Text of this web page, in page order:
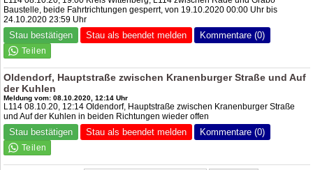
Baustelle, beide Fahrtrichtungen gesperrt, von 19.10.2020 00:00 Uhr bis
24.10.2020 23:59 Uhr
Stau bestätigen Stau als beendet melden Kommentare (0)
Oldendorf, Hauptstraße zwischen Kranenburger Straße und Auf
der Kuhlen
Meldung vom: 08.10.2020, 12:14 Uhr
L114 08.10.20, 12:14 Oldendorf, Hauptstraße zwischen Kranenburger Straße
und Auf der Kuhlen in beiden Richtungen wieder offen
Stau bestätigen Stau als beendet melden Kommentare (0)